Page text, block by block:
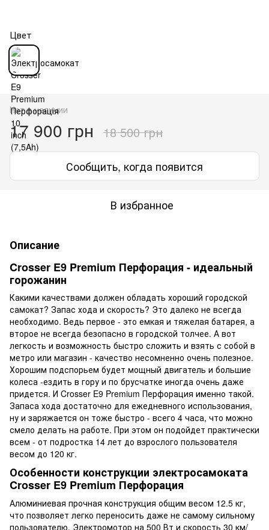
Цвет
Нет в наличии
17 900 грн 18 500 грн
Сообщить, когда появится
В избранное
Описание
Crosser E9 Premium Перфорация - идеальный
горожанин
Какими качествами должен обладать хороший городской
самокат? Запас хода и скорость? Это далеко не всегда
необходимо. Ведь первое - это емкая и тяжелая батарея, а
второе не всегда безопасно в городской толчее. А вот
легкость и возможность быстро сложить и взять с собой в
метро или магазин - качество несомненно очень полезное.
Хорошим подспорьем будет мощный двигатель и большие
колеса -ездить в гору и по брусчатке иногда очень даже
придется. И Crosser E9 Premium Перфорация именно такой.
Запаса хода достаточно для ежедневного использования,
ну и заряжается он тоже быстро - всего 4 часа, что можно
смело делать на работе. При этом он подойдет практически
всем - от подростка 14 лет до взрослого пользователя
весом до 120 кг.
Особенности конструкции электросамоката
Crosser E9 Premium Перфорация
Алюминиевая прочная конструкция общим весом 12.5 кг,
что позволяет легко переносить даже не самому сильному
пользователю. Электромотор на 500 Вт и скорость 30 км/